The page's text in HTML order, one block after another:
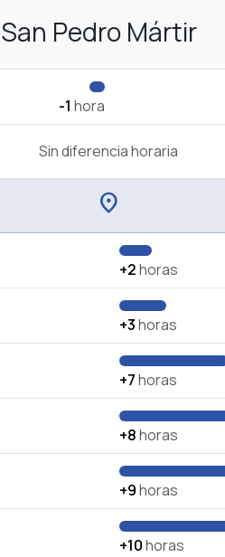
Pedro Mártir
-1 hora
Sin diferencia horaria
location_on
+2horas
+3horas
+7horas
+8horas
+9horas
+10horas